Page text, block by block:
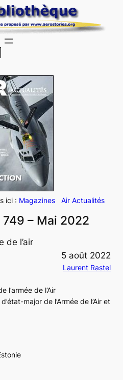
c
h
e
r
c
h
r
ici : Magazines Air Actualités
– Mai 2022
de l’air
5 août 2022
Laurent Rastel
l’armée de l’Air
major de l’Armée de l’Air et